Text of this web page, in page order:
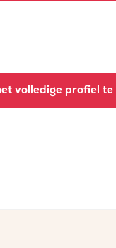
volledige profiel te